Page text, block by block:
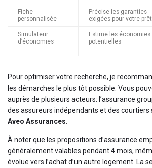
Fiche
personnalisée
Précise les garanties
exigées pour votre prêt
Simulateur
d’économies
Estime les économies
potentielles
Pour optimiser votre recherche, je
les démarches le plus tôt possible. Vous
auprès de plusieurs acteurs: l’assurance
des assureurs indépendants et des courtiers
Aveo Assurances
À noter que les propositions d’assurance
généralement valables pendant 4 mois,
évolue vers l’achat d’un autre logement. La